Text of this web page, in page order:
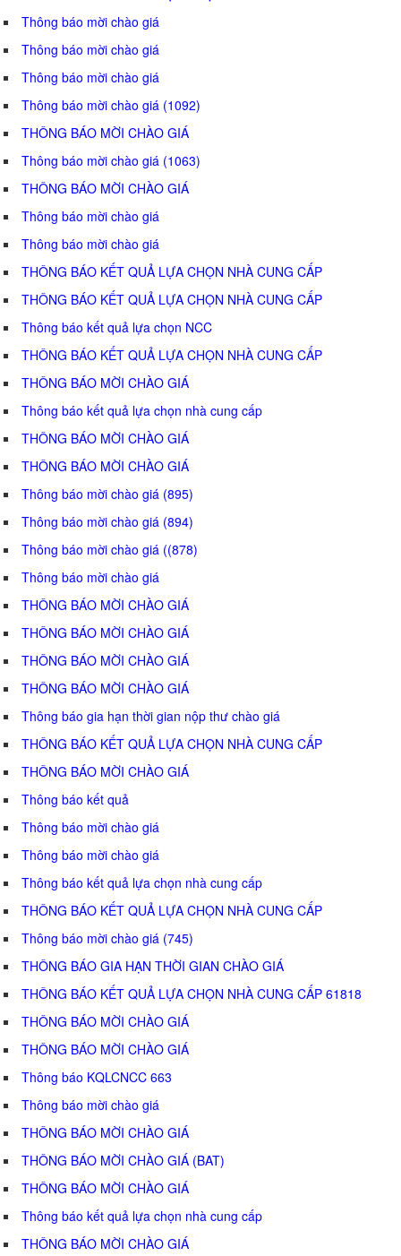
Thông báo mời chào giá
Thông báo mời chào giá
Thông báo mời chào giá
Thông báo mời chào giá (1092)
THÔNG BÁO MỜI CHÀO GIÁ
Thông báo mời chào giá (1063)
THÔNG BÁO MỜI CHÀO GIÁ
Thông báo mời chào giá
Thông báo mời chào giá
THÔNG BÁO KẾT QUẢ LỰA CHỌN NHÀ CUNG CẤP
THÔNG BÁO KẾT QUẢ LỰA CHỌN NHÀ CUNG CẤP
Thông báo kết quả lựa chọn NCC
THÔNG BÁO KẾT QUẢ LỰA CHỌN NHÀ CUNG CẤP
THÔNG BÁO MỜI CHÀO GIÁ
Thông báo kết quả lựa chọn nhà cung cấp
THÔNG BÁO MỜI CHÀO GIÁ
THÔNG BÁO MỜI CHÀO GIÁ
Thông báo mời chào giá (895)
Thông báo mời chào giá (894)
Thông báo mời chào giá ((878)
Thông báo mời chào giá
THÔNG BÁO MỜI CHÀO GIÁ
THÔNG BÁO MỜI CHÀO GIÁ
THÔNG BÁO MỜI CHÀO GIÁ
THÔNG BÁO MỜI CHÀO GIÁ
Thông báo gia hạn thời gian nộp thư chào giá
THÔNG BÁO KẾT QUẢ LỰA CHỌN NHÀ CUNG CẤP
THÔNG BÁO MỜI CHÀO GIÁ
Thông báo kết quả
Thông báo mời chào giá
Thông báo mời chào giá
Thông báo kết quả lựa chọn nhà cung cấp
THÔNG BÁO KẾT QUẢ LỰA CHỌN NHÀ CUNG CẤP
Thông báo mời chào giá (745)
THÔNG BÁO GIA HẠN THỜI GIAN CHÀO GIÁ
THÔNG BÁO KẾT QUẢ LỰA CHỌN NHÀ CUNG CẤP 61818
THÔNG BÁO MỜI CHÀO GIÁ
THÔNG BÁO MỜI CHÀO GIÁ
Thông báo KQLCNCC 663
Thông báo mời chào giá
THÔNG BÁO MỜI CHÀO GIÁ
THÔNG BÁO MỜI CHÀO GIÁ (BAT)
THÔNG BÁO MỜI CHÀO GIÁ
Thông báo kết quả lựa chọn nhà cung cấp
THÔNG BÁO MỜI CHÀO GIÁ